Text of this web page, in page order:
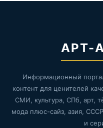
АРТ-
Информационный
контент для ценителей
СМИ, культура, СПб, арт,
мода плюс-сайз, азия,
и